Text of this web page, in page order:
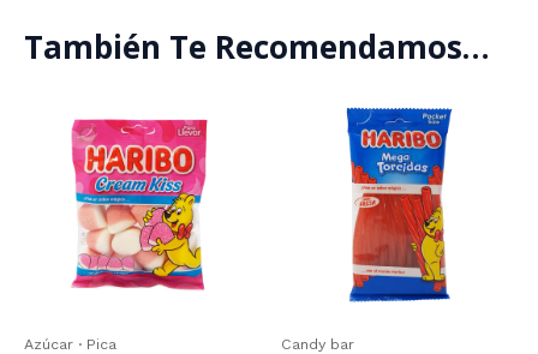
También Te Recomendamos…
Azúcar · Pica Candy bar